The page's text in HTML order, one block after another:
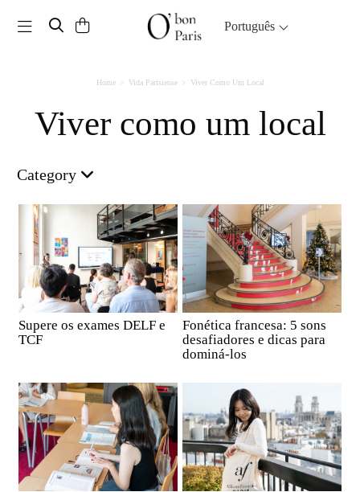
Toggle navigation Português
Home Vida Parisiense Viver Como Um Local
Viver como um local
Category
Supere os exames DELF e
TCF
Fonética francesa: 5 sons
desafiadores e dicas para
dominá-los